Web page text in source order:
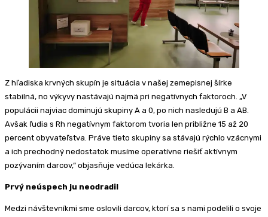
Z hľadiska krvných skupín je situácia v našej zemepisnej šírke
stabilná, no výkyvy nastávajú najmä pri negatívnych faktoroch. „V
populácii najviac dominujú skupiny A a 0, po nich nasledujú B a AB.
Avšak ľudia s Rh negatívnym faktorom tvoria len približne 15 až 20
percent obyvateľstva. Práve tieto skupiny sa stávajú rýchlo vzácnymi
a ich prechodný nedostatok musíme operatívne riešiť aktívnym
pozývaním darcov,“ objasňuje vedúca lekárka.
Prvý neúspech ju neodradil
Medzi návštevníkmi sme oslovili darcov, ktorí sa s nami podelili o svoje